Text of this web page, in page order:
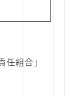
任組合」